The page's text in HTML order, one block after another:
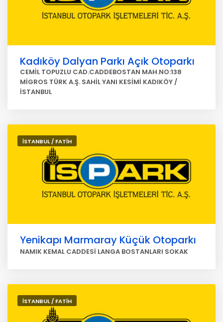
Kadıköy Dalyan Parkı Açık Otoparkı
CEMİL TOPUZLU CAD.CADDEBOSTAN MAH.NO:138
MİGROS TÜRK A.Ş. SAHİL YANI KESİMİ KADIKÖY /
İSTANBUL
İSTANBUL / FATİH
Yenikapı Marmaray Küçük Otoparkı
NAMIK KEMAL CADDESİ LANGA BOSTANLARI SOKAK
İSTANBUL / FATİH